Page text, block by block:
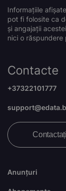
Informațiile
pot fi folosite ca
și angajații
nici o
Anunțuri
Contacte
+37322101777